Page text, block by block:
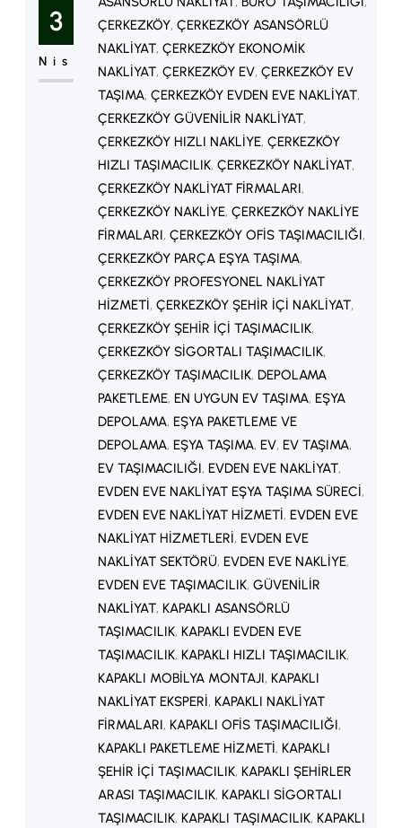
itibarıyla nakliye ücretleri; mesafe,
eşya miktarı ve ek hizmetlere göre
değişiklik göstermektedir. Bu
yazıda, ev taşıma fiyatlarını
etkileyen tüm detayları…
3
Nis
ÇERKEZKÖY, ÇERKEZKÖY ASANSÖRLÜ
NAKLIYAT, ÇERKEZKÖY EKONOMIK
NAKLIYAT, ÇERKEZKÖY EV, ÇERKEZKÖY EV
TAŞIMA, ÇERKEZKÖY EVDEN EVE NAKLIYAT
ÇERKEZKÖY GÜVENILIR NAKLIYAT
ÇERKEZKÖY HIZLI NAKLIYE, ÇERKEZKÖY
HIZLI TAŞIMACILIK, ÇERKEZKÖY NAKLIYAT
ÇERKEZKÖY NAKLIYAT FIRMALARI
ÇERKEZKÖY NAKLIYE, ÇERKEZKÖY NAKLIYE
FIRMALARI, ÇERKEZKÖY OFIS TAŞIMACILIĞI
ÇERKEZKÖY PARÇA EŞYA TAŞIMA
ÇERKEZKÖY PROFESYONEL NAKLIYAT
HIZMETI, ÇERKEZKÖY ŞEHIR IÇI NAKLIYAT
ÇERKEZKÖY ŞEHIR IÇI TAŞIMACILIK
ÇERKEZKÖY SIGORTALI TAŞIMACILIK
ÇERKEZKÖY TAŞIMACILIK, DEPOLAMA
PAKETLEME, EN UYGUN EV TAŞIMA, EŞYA
DEPOLAMA, EŞYA PAKETLEME VE
DEPOLAMA, EŞYA TAŞIMA, EV, EV TAŞIMA
EV TAŞIMACILIĞI, EVDEN EVE NAKLIYAT
EVDEN EVE NAKLIYAT EŞYA TAŞIMA SÜRECI
EVDEN EVE NAKLIYAT HIZMETI, EVDEN EVE
NAKLIYAT HIZMETLERI, EVDEN EVE
NAKLIYAT SEKTÖRÜ, EVDEN EVE NAKLIYE
EVDEN EVE TAŞIMACILIK, GÜVENILIR
NAKLIYAT, KAPAKLI ASANSÖRLÜ
TAŞIMACILIK, KAPAKLI EVDEN EVE
TAŞIMACILIK, KAPAKLI HIZLI TAŞIMACILIK
KAPAKLI MOBILYA MONTAJI, KAPAKLI
NAKLIYAT EKSPERI, KAPAKLI NAKLIYAT
FIRMALARI, KAPAKLI OFIS TAŞIMACILIĞI
KAPAKLI PAKETLEME HIZMETI, KAPAKLI
ŞEHIR IÇI TAŞIMACILIK, KAPAKLI ŞEHIRLER
ARASI TAŞIMACILIK, KAPAKLI SIGORTALI
TAŞIMACILIK, KAPAKLI TAŞIMACILIK, KAPAKLI